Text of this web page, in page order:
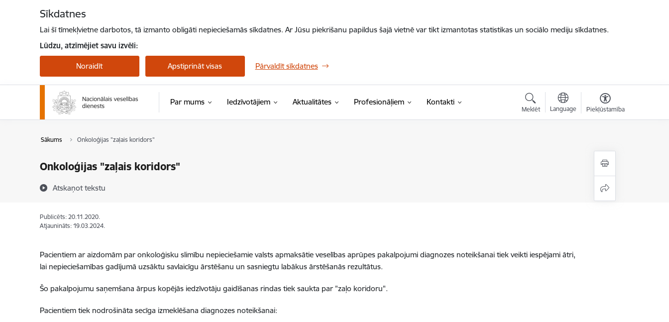
Sīkdatnes
Lai šī tīmekļvietne darbotos, tā izmanto obligāti nepieciešamās sīkdatnes. Ar Jūsu piekrišanu papildus šajā vietnē var tikt izmantotas statistikas un sociālo mediju sīkdatnes.
Lūdzu, atzīmējiet savu izvēli:
Noraidīt Apstiprināt visas Pārvaldīt sīkdatnes
Par mums Iedzīvotājiem Aktualitātes Profesionāļiem Kontakti
Meklēt Language Piekļūstamība
Sākums Onkoloģijas "zaļais koridors"
Onkoloģijas "zaļais koridors"
Atskaņot tekstu
Publicēts: 20.11.2020.
Atjaunināts: 19.03.2024.
Pacientiem ar aizdomām par onkoloģisku slimību nepieciešamie valsts apmaksātie veselības aprūpes pakalpojumi diagnozes noteikšanai tiek veikti iespējami ātri,
lai nepieciešamības gadījumā uzsāktu savlaicīgu ārstēšanu un sasniegtu labākus ārstēšanās rezultātus.
Šo pakalpojumu saņemšana ārpus kopējās iedzīvotāju gaidīšanas rindas tiek saukta par "zaļo koridoru".
Pacientiem tiek nodrošināta secīga izmeklēšana diagnozes noteikšanai: